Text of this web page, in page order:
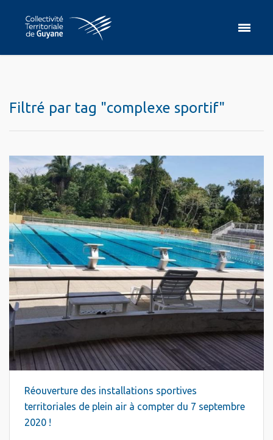
Filtré par tag "complexe sportif"
Réouverture des installations sportives
territoriales de plein air à compter du 7 septembre
2020 !